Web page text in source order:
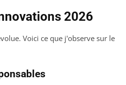
2026
Voici ce que j'observe sur le